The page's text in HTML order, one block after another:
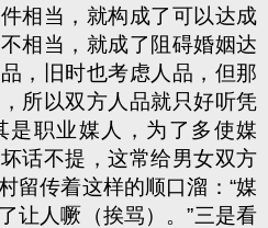
相当，就构成了可以达成
相当，就成了阻碍婚姻达
，旧时也考虑人品，但那
所以双方人品就只好听凭
是职业媒人，为了多使媒
话不提，这常给男女双方
留传着这样的顺口溜：“媒
让人噘（挨骂）。”三是看